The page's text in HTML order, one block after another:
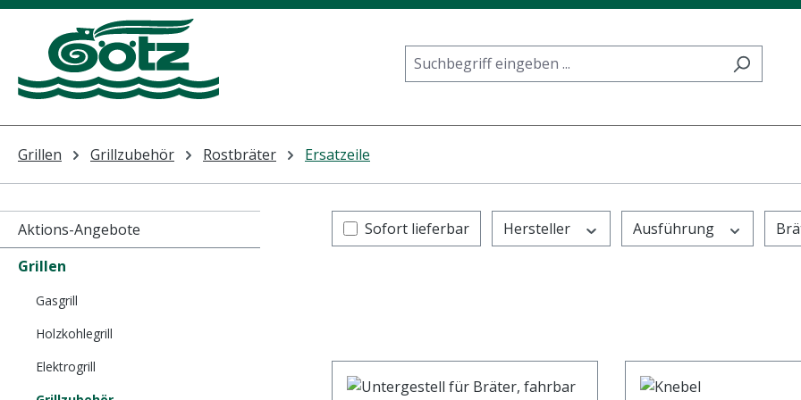
Hauptinhalt springen
Zur Suche springen
Zur Hauptnavigation springen
Grillen Grillzubehör Rostbräter Ersatzeile
Aktions-Angebote
Grillen
Gasgrill
Holzkohlegrill
Elektrogrill
Sofort lieferbar Hersteller Ausführung